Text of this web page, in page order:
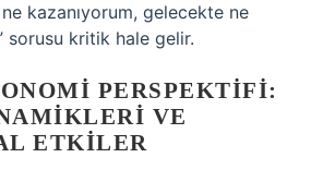
kazanıyorum, gelecekte ne
sorusu kritik hale gelir.
PERSPEKTIFI:
VE
ETKILER